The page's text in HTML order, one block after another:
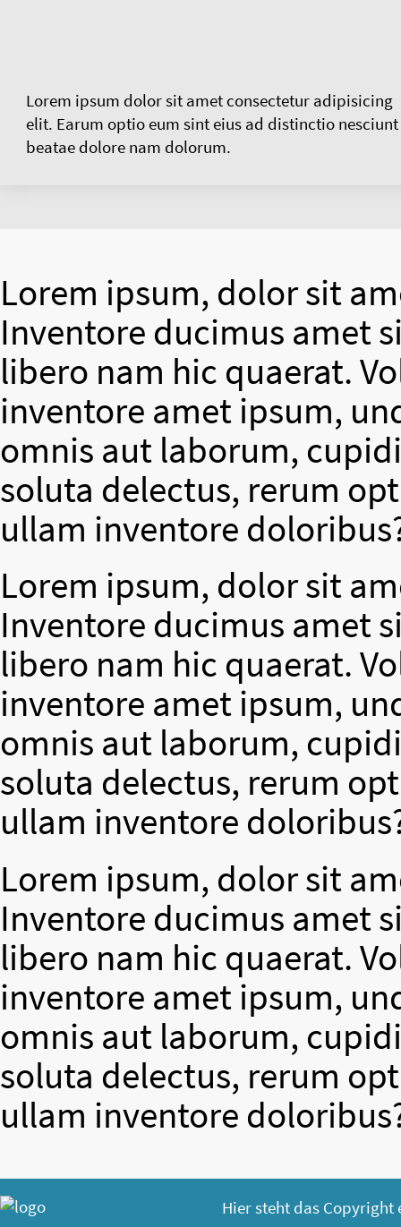
Lorem ipsum dolor sit amet consectetur adipisicing
elit. Earum optio eum sint eius ad distinctio nesciunt
beatae dolore nam dolorum.
Lorem ipsum, dolor sit
Inventore ducimus amet
libero nam hic quaerat.
inventore amet ipsum,
omnis aut laborum,
soluta delectus, rerum
ullam inventore
Lorem ipsum, dolor sit
Inventore ducimus amet
libero nam hic quaerat.
inventore amet ipsum,
omnis aut laborum,
soluta delectus, rerum
ullam inventore
Lorem ipsum, dolor sit
Inventore ducimus amet
libero nam hic quaerat.
inventore amet ipsum,
omnis aut laborum,
soluta delectus, rerum
ullam inventore
Hier steht das Copyright